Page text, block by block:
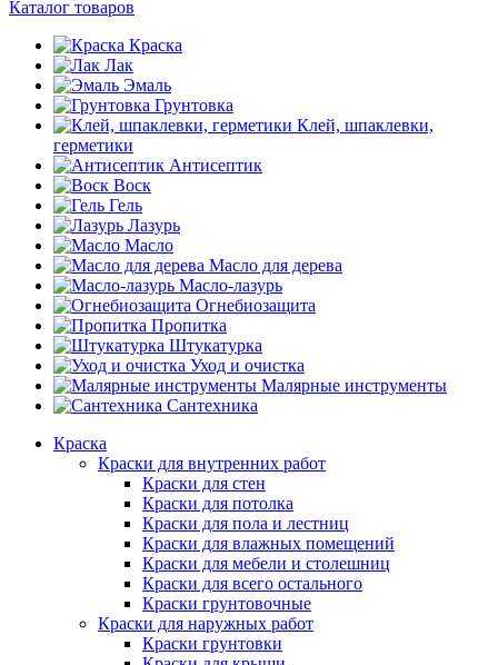
Каталог товаров
Краска
Лак
Эмаль
Грунтовка
Клей, шпаклевки,
герметики
Антисептик
Воск
Гель
Лазурь
Масло
Масло для дерева
Масло-лазурь
Огнебиозащита
Пропитка
Штукатурка
Уход и очистка
Малярные инструменты
Сантехника
Краска
Краски для внутренних работ
Краски для стен
Краски для потолка
Краски для пола и лестниц
Краски для влажных помещений
Краски для мебели и столешниц
Краски для всего остального
Краски грунтовочные
Краски для наружных работ
Краски грунтовки